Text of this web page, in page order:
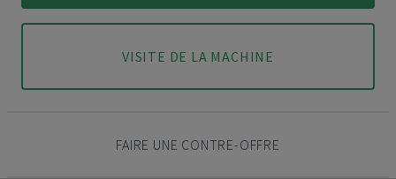
VISITE DE LA MACHINE
FAIRE UNE CONTRE-OFFRE